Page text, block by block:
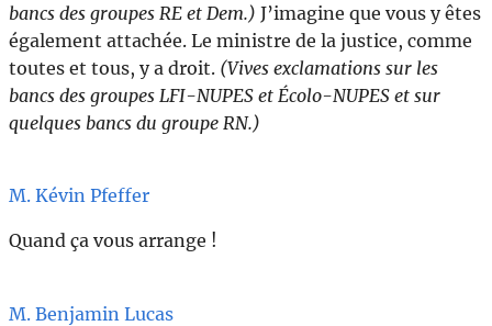
bancs des groupes RE et Dem.) J’imagine que vous y êtes
également attachée. Le ministre de la justice, comme
toutes et tous, y a droit. (Vives exclamations sur les
bancs des groupes LFI-NUPES et Écolo-NUPES et sur
quelques bancs du groupe RN.)
M. Kévin Pfeffer
Quand ça vous arrange !
M. Benjamin Lucas